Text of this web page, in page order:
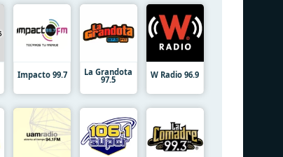
Impacto 99.7 La Grandota
97.5 W Radio 96.9